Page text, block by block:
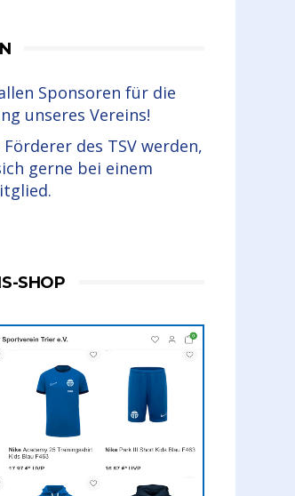
Sponsoren für die
unseres Vereins!
des TSV werden,
gerne bei einem
SHOP